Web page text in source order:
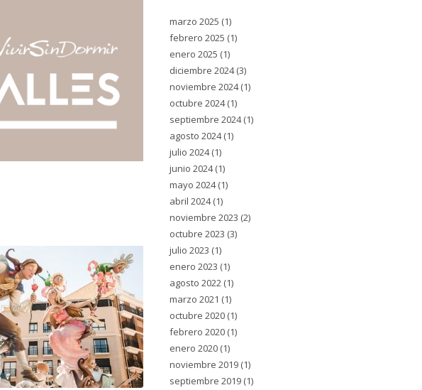
marzo 2025 (1)
febrero 2025 (1)
enero 2025 (1)
diciembre 2024(3)
noviembre 2024(1)
octubre 2024(1)
septiembre 2024(1)
agosto 2024(1)
julio 2024(1)
junio 2024(1)
mayo 2024(1)
abril 2024(1)
noviembre 2023 (2)
octubre 2023 (3)
julio 2023 (1)
enero 2023 (1)
agosto 2022(1)
marzo 2021 (1)
octubre 2020(1)
febrero 2020(1)
enero 2020(1)
noviembre 2019(1)
septiembre 2019(1)